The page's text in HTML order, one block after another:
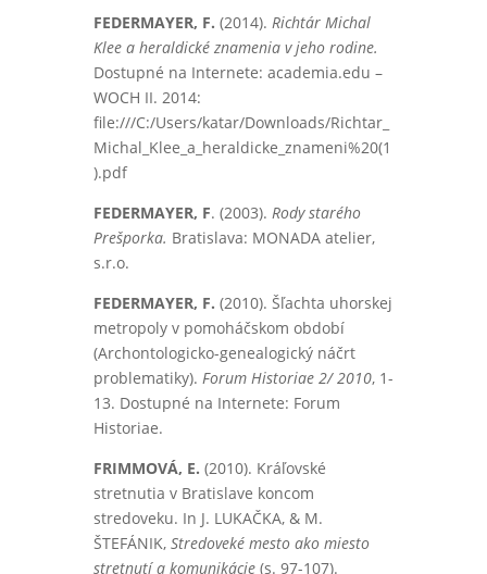
FEDERMAYER, F. (2014). Richtár Michal
Klee a heraldické znamenia v jeho rodine.
Dostupné na Internete: academia.edu –
WOCH II. 2014:
file:///C:/Users/katar/Downloads/Richtar_
Michal_Klee_a_heraldicke_znameni%20(1
).pdf
FEDERMAYER, F. (2003). Rody starého
Prešporka. Bratislava: MONADA atelier,
s.r.o.
FEDERMAYER, F. (2010). Šľachta uhorskej
metropoly v pomoháčskom období
(Archontologicko-genealogický náčrt
problematiky). Forum Historiae 2/ 2010, 1-
13. Dostupné na Internete: Forum
Historiae.
FRIMMOVÁ, E. (2010). Kráľovské
stretnutia v Bratislave koncom
stredoveku. In J. LUKAČKA, & M.
ŠTEFÁNIK, Stredoveké mesto ako miesto
stretnutí a komunikácie(s. 97-107).